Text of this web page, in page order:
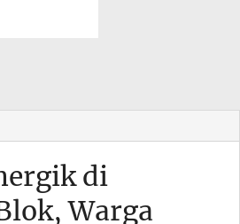
di
Warga